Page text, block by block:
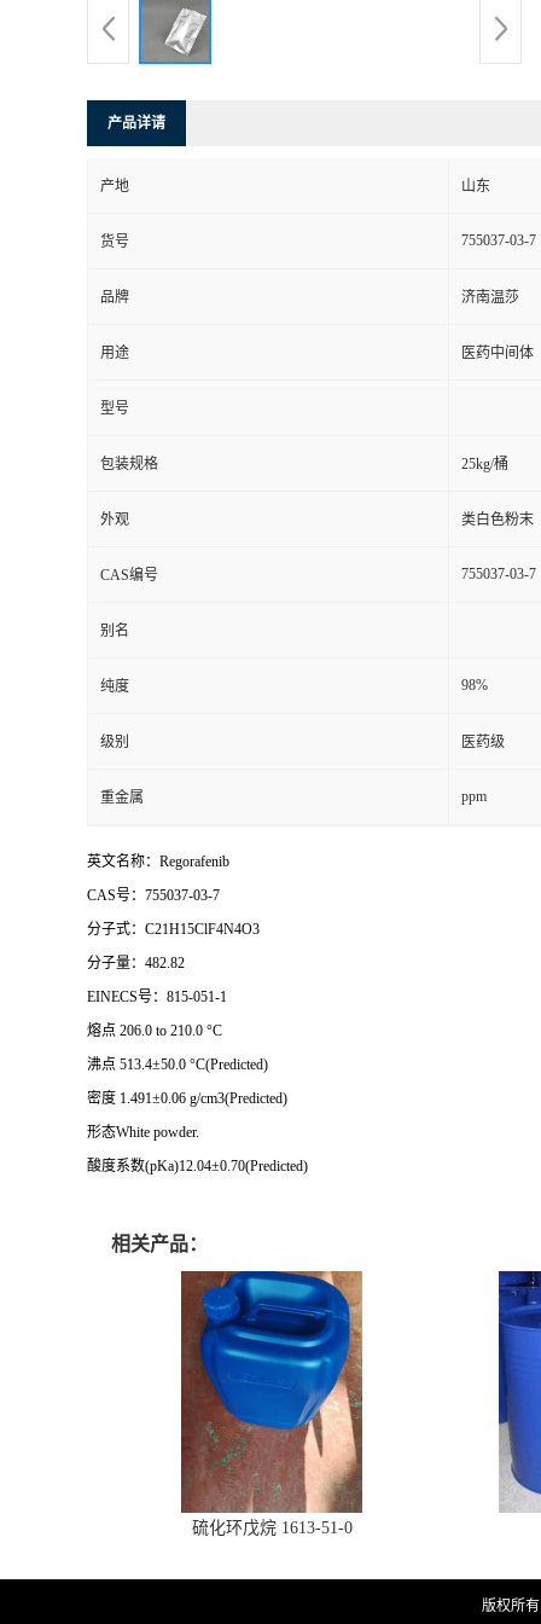
产品详请
产地 山东
货号 755037-03-7
品牌 济南温莎
用途 医药中间体
型号
包装规格 25kg/桶
外观 类白色粉末
CAS编号 755037-03-7
别名
纯度 98%
级别 医药级
重金属 ppm
英文名称：Regorafenib
CAS号：755037-03-7
分子式：C21H15ClF4N4O3
分子量：482.82
EINECS号：815-051-1
熔点 206.0 to 210.0 °C
沸点 513.4±50.0 °C(Predicted)
密度 1.491±0.06 g/cm3(Predicted)
形态White powder.
酸度系数(pKa)12.04±0.70(Predicted)
相关产品：
硫化环戊烷 1613-51-0
版权所